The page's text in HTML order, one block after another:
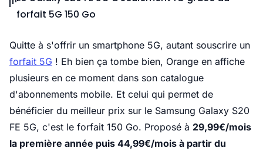
forfait 5G 150 Go
Quitte à s'offrir un smartphone 5G, autant souscrire un
forfait 5G ! Eh bien ça tombe bien, Orange en affiche
plusieurs en ce moment dans son catalogue
d'abonnements mobile. Et celui qui permet de
bénéficier du meilleur prix sur le Samsung Galaxy S20
FE 5G, c'est le forfait 150 Go. Proposé à 29,99€/mois
la première année puis 44,99€/mois à partir du